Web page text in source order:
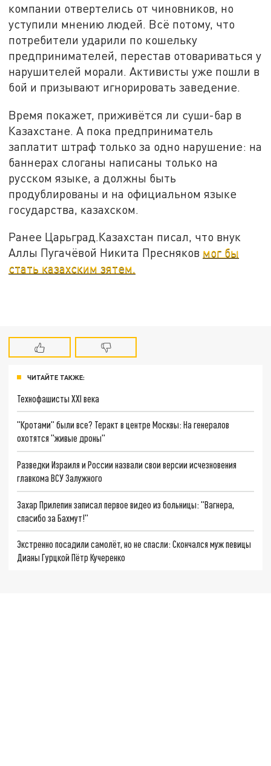
компании отвертелись от чиновников, но
уступили мнению людей. Всё потому, что
потребители ударили по кошельку
предпринимателей, перестав отовариваться у
нарушителей морали. Активисты уже пошли в
бой и призывают игнорировать заведение.
Время покажет, приживётся ли суши-бар в
Казахстане. А пока предприниматель
заплатит штраф только за одно нарушение: на
баннерах слоганы написаны только на
русском языке, а должны быть
продублированы и на официальном языке
государства, казахском.
Ранее Царьград.Казахстан писал, что внук
Аллы Пугачёвой Никита Пресняков мог бы
стать казахским зятем.
ЧИТАЙТЕ ТАКЖЕ:
Технофашисты XXI века
"Кротами" были все? Теракт в центре Москвы: На генералов
охотятся "живые дроны"
Разведки Израиля и России назвали свои версии исчезновения
главкома ВСУ Залужного
Захар Прилепин записал первое видео из больницы: "Вагнера,
спасибо за Бахмут!"
Экстренно посадили самолёт, но не спасли: Скончался муж певицы
Дианы Гурцкой Пётр Кучеренко